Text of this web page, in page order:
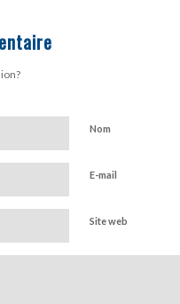
Nom
E-mail
Site web